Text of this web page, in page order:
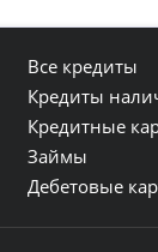
- пт с 08:00 до
37, 1 этаж;
28; ежедневно
проспект, 66,
Все кредиты
Кредиты
Кредитные
Займы
Дебетовые